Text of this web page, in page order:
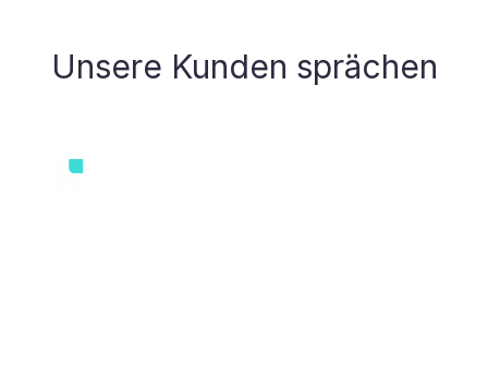
Unsere Kunden sprächen